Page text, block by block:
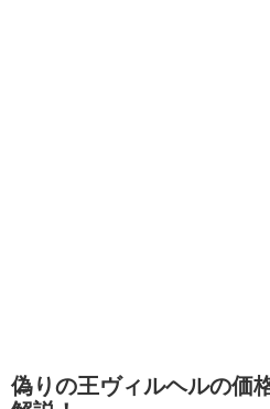
偽りの王ヴィルヘルの価